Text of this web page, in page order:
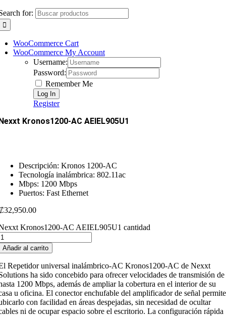
for:
WooCommerce Cart
WooCommerce My Account
Username:
Password:
Remember Me
Register
Kronos1200-AC AEIEL905U1
Descripción: Kronos 1200-AC
Tecnología inalámbrica: 802.11ac
Mbps: 1200 Mbps
Puertos: Fast Ethernet
32,950.00
Kronos1200-AC AEIEL905U1 cantidad
Añadir al carrito
Repetidor universal inalámbrico-AC Kronos1200-AC de Nexxt
ha sido concebido para ofrecer velocidades de transmisión de
1200 Mbps, además de ampliar la cobertura en el interior de su
u oficina. El conector enchufable del amplificador de señal permite
con facilidad en áreas despejadas, sin necesidad de ocultar
ni de ocupar espacio sobre el escritorio. La configuración rápida